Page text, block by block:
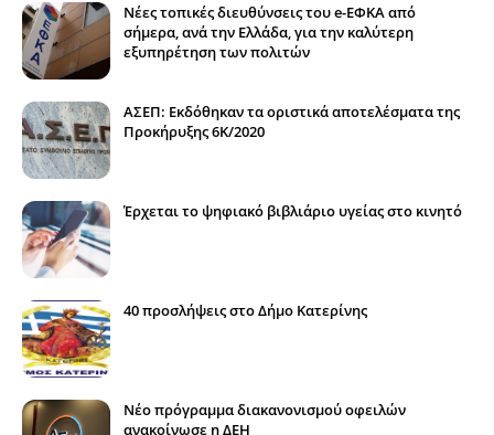
Νέες τοπικές διευθύνσεις του e-ΕΦΚΑ από
σήμερα, ανά την Ελλάδα, για την καλύτερη
εξυπηρέτηση των πολιτών
ΑΣΕΠ: Εκδόθηκαν τα οριστικά αποτελέσματα της
Προκήρυξης 6Κ/2020
Έρχεται το ψηφιακό βιβλιάριο υγείας στο κινητό
40 προσλήψεις στο Δήμο Κατερίνης
Νέο πρόγραμμα διακανονισμού οφειλών
ανακοίνωσε η ΔΕΗ